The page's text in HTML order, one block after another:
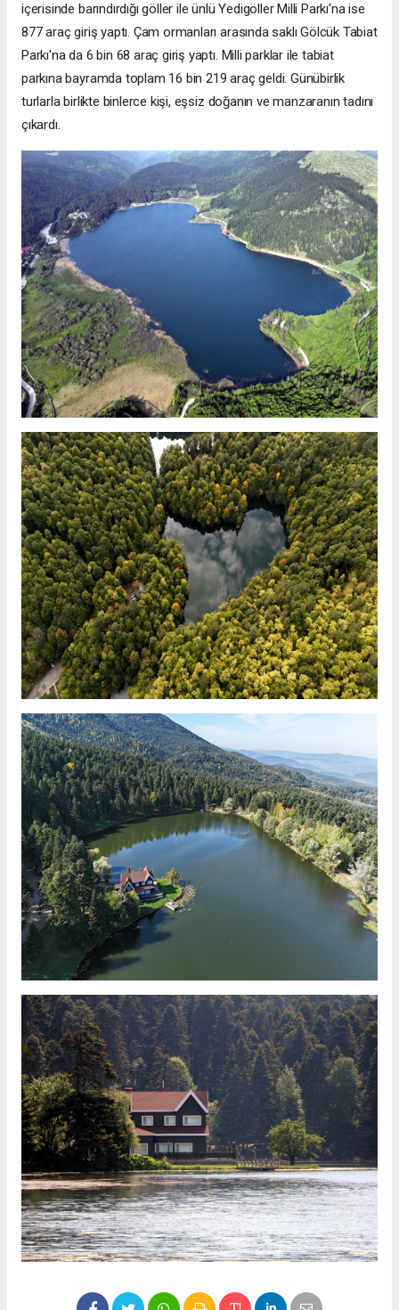
içerisinde barındırdığı göller ile ünlü Yedigöller Milli Parkı'na ise
877 araç giriş yaptı. Çam ormanları arasında saklı Gölcük Tabiat
Parkı'na da 6 bin 68 araç giriş yaptı. Milli parklar ile tabiat
parkına bayramda toplam 16 bin 219 araç geldi. Günübirlik
turlarla birlikte binlerce kişi, eşsiz doğanın ve manzaranın tadını
çıkardı.